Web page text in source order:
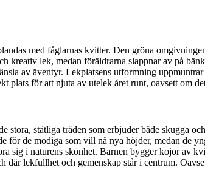
med fåglarnas kvitter. Den gröna
kreativ lek, medan föräldrarna slappnar av på
av äventyr. Lekplatsens utformning
för att njuta av utelek året runt, oavsett om
ståtliga träden som erbjuder både skugga
för de modiga som vill nå nya höjder, medan de
i naturens skönhet. Barnen bygger kojor av
lekfullhet och gemenskap står i centrum.